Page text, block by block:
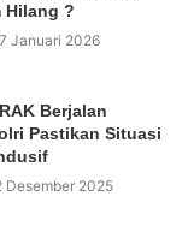
Hilang ?
Januari 2026
Berjalan
Pastikan Situasi
Desember 2025